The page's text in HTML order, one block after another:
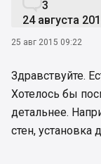
3
24 августа
25 авг 2015 09:22
Здравствуйте.
Хотелось бы
детальнее.
стен, установка